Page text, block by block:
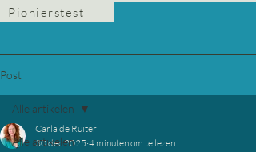
Pionierstest
Post
Alle artikelen
Alle artikelen
Carla de Ruiter
30 dec 2025 4 minuten om te lezen